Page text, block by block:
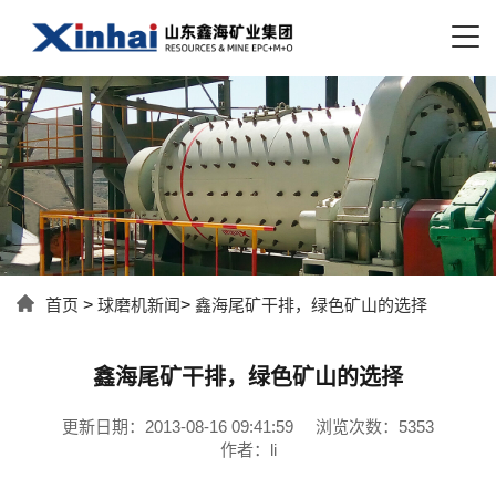
首页 > 球磨机新闻> 鑫海尾矿干排，绿色矿山的选择
鑫海尾矿干排，绿色矿山的选择
更新日期：2013-08-16 09:41:59
浏览次数：5353
作者：li